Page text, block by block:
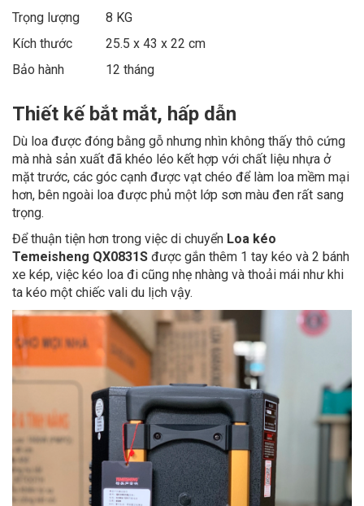
Trọng lượng
8 KG
Kích thước
25.5 x 43 x 22 cm
Bảo hành
12 tháng
Thiết kế bắt mắt, hấp dẫn
Dù loa được đóng bằng gỗ nhưng nhìn không thấy thô cứng
mà nhà sản xuất đã khéo léo kết hợp với chất liệu nhựa ở
mặt trước, các góc cạnh được vạt chéo để làm loa mềm mại
hơn, bên ngoài loa được phủ một lớp sơn màu đen rất sang
trọng.
Để thuận tiện hơn trong việc di chuyển Loa kéo
Temeisheng QX0831S được gắn thêm 1 tay kéo và 2 bánh
xe kép, việc kéo loa đi cũng nhẹ nhàng và thoải mái như khi
ta kéo một chiếc vali du lịch vậy.